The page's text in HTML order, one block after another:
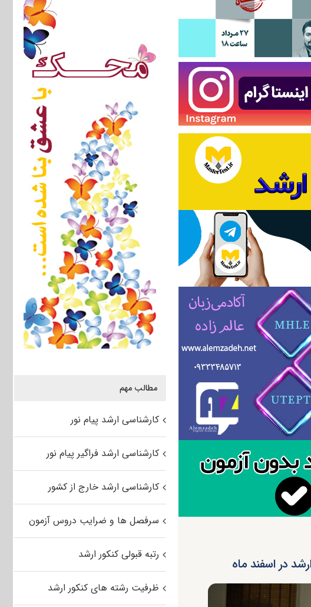
در اسفند ماه
مطالب مهم
کارشناسی ارشد پیام نور
کارشناسی ارشد فراگیر پیام نور
کارشناسی ارشد خارج از کشور
سرفصل ها و ضرایب دروس آزمون
رتبه قبولی کنکور ارشد
ظرفیت رشته های کنکور ارشد